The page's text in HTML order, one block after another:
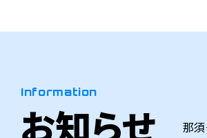
Information
お知らせ 那